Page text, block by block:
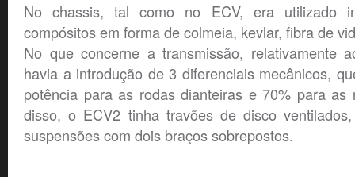
No chassis, tal como no ECV, era utilizado
compósitos em forma de colmeia, kevlar, fibra de
No que concerne a transmissão, relativamente
havia a introdução de 3 diferenciais mecânicos,
potência para as rodas dianteiras e 70% para as
disso, o ECV2 tinha travões de disco
suspensões com dois braços sobrepostos.